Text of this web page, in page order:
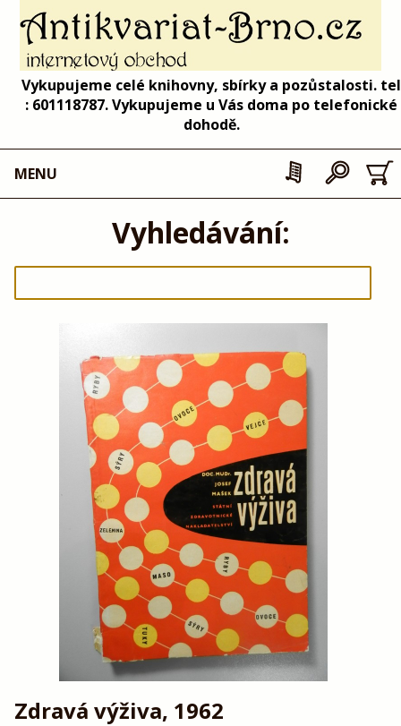
Vykupujeme celé knihovny, sbírky a pozůstalosti. tel
: 601118787. Vykupujeme u Vás doma po telefonické
dohodě.
MENU
Vyhledávání:
Zdravá výživa, 1962